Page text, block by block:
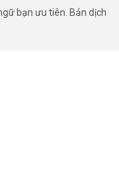
bạn ưu tiên. Bản dịch